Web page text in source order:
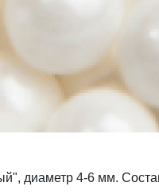
диаметр 4-6 мм.